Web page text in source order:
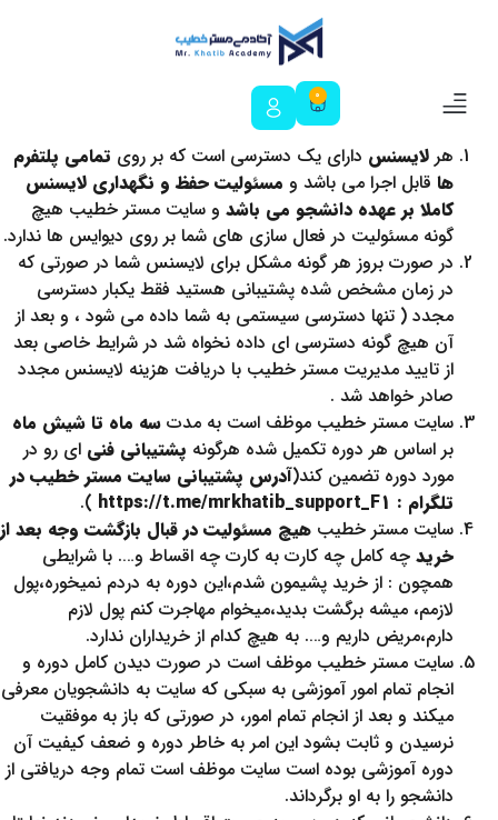
0
هر لایسنس دارای یک دسترسی است که بر روی تمامی پلتفرم
ها قابل اجرا می باشد و مسئولیت حفظ و نگهداری لایسنس
کاملا بر عهده دانشجو می باشد و سایت مستر خطیب هیچ
گونه مسئولیت در فعال سازی های شما بر روی دیوایس ها ندارد.
در صورت بروز هر گونه مشکل برای لایسنس شما در صورتی که
در زمان مشخص شده پشتیبانی هستید فقط یکبار دسترسی
مجدد ( تنها دسترسی سیستمی به شما داده می شود ، و بعد از
آن هیچ گونه دسترسی ای داده نخواه شد در شرایط خاصی بعد
از تایید مدیریت مستر خطیب با دریافت هزینه لايسنس مجدد
صادر خواهد شد .
سایت مستر خطیب موظف است به مدت سه ماه تا شیش ماه
بر اساس هر دوره تکمیل شده هرگونه پشتیبانی فنی ای رو در
مورد دوره تضمین کند(آدرس پشتیبانی سایت مستر خطیب در
تلگرام : https://t.me/mrkhatib_support_F1
).
سایت مستر خطیب هیچ مسئولیت در قبال بازگشت وجه بعد از
خرید چه کامل چه کارت به کارت چه اقساط و…. با شرایطی
همچون : از خرید پشیمون شدم،این دوره به دردم نمیخوره،پول
لازمم، میشه برگشت بدید،میخوام مهاجرت کنم پول لازم
دارم،مریض داریم و…. به هیچ کدام از خریداران ندارد.
سایت مستر خطیب موظف است در صورت دیدن کامل دوره و
انجام تمام امور آموزشی به سبکی که سایت به دانشجویان معرفی
میکند و بعد از انجام تمام امور، در صورتی که باز به موفقیت
نرسیدن و ثابت بشود این امر به خاطر دوره و ضعف کیفیت آن
دوره آموزشی بوده است سایت موظف است تمام وجه دریافتی از
دانشجو را به او برگرداند.